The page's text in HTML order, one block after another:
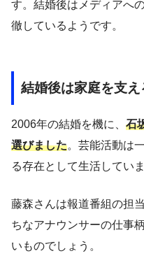
す。結婚後はメディアへ
徹しているようです。
結婚後は家庭を支
2006年の結婚を機に、 石
選びました。芸能活動は
る存在として生活していま
藤森さんは報道番組の担
ちなアナウンサーの仕事
いものでしょう。